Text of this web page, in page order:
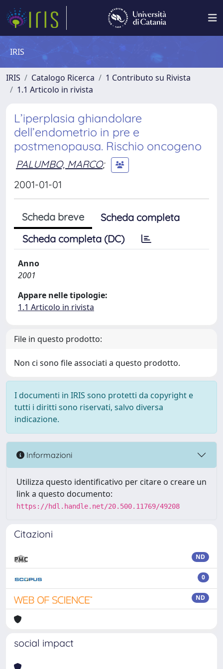
IRIS
IRIS Catalogo Ricerca
1 Contributo su Rivista
1.1 Articolo in rivista
L’iperplasia ghiandolare
dell’endometrio in pre e
postmenopausa. Rischio oncogeno
PALUMBO, MARCO;
2001-01-01
Scheda breve
Scheda completa
Scheda completa (DC)
Anno
2001
Appare nelle tipologie:
1.1 Articolo in rivista
File in questo prodotto:
Non ci sono file associati a questo prodotto.
I documenti in IRIS sono protetti da copyright e
tutti i diritti sono riservati, salvo diversa
indicazione.
Informazioni
Utilizza questo identificativo per citare o creare un
link a questo documento:
https://hdl.handle.net/20.500.11769/49208
Citazioni
ND
0
ND
social impact